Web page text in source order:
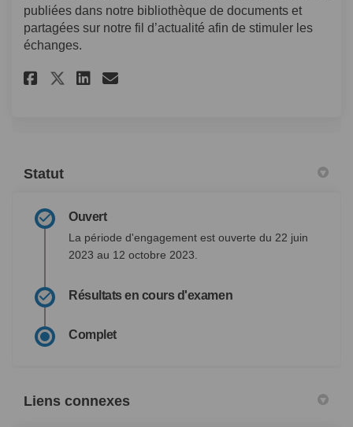
publiées dans notre bibliothèque de documents et
partagées sur notre fil d’actualité afin de stimuler les
échanges.
Partager Soumissions
Partager Soumissions
Partager Soumissions
Courriel Soumissions
Statut
Ouvert
La période d'engagement est ouverte du 22 juin
2023 au 12 octobre 2023.
Résultats en cours d'examen
Complet
Liens connexes